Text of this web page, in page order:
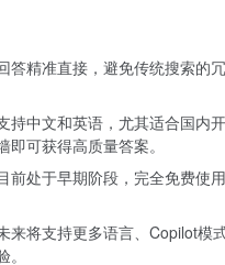
答精准直接，避免传统搜索的
持中文和英语，尤其适合国内
即可获得高质量答案。
前处于早期阶段，完全免费使
来将支持更多语言、Copilot模